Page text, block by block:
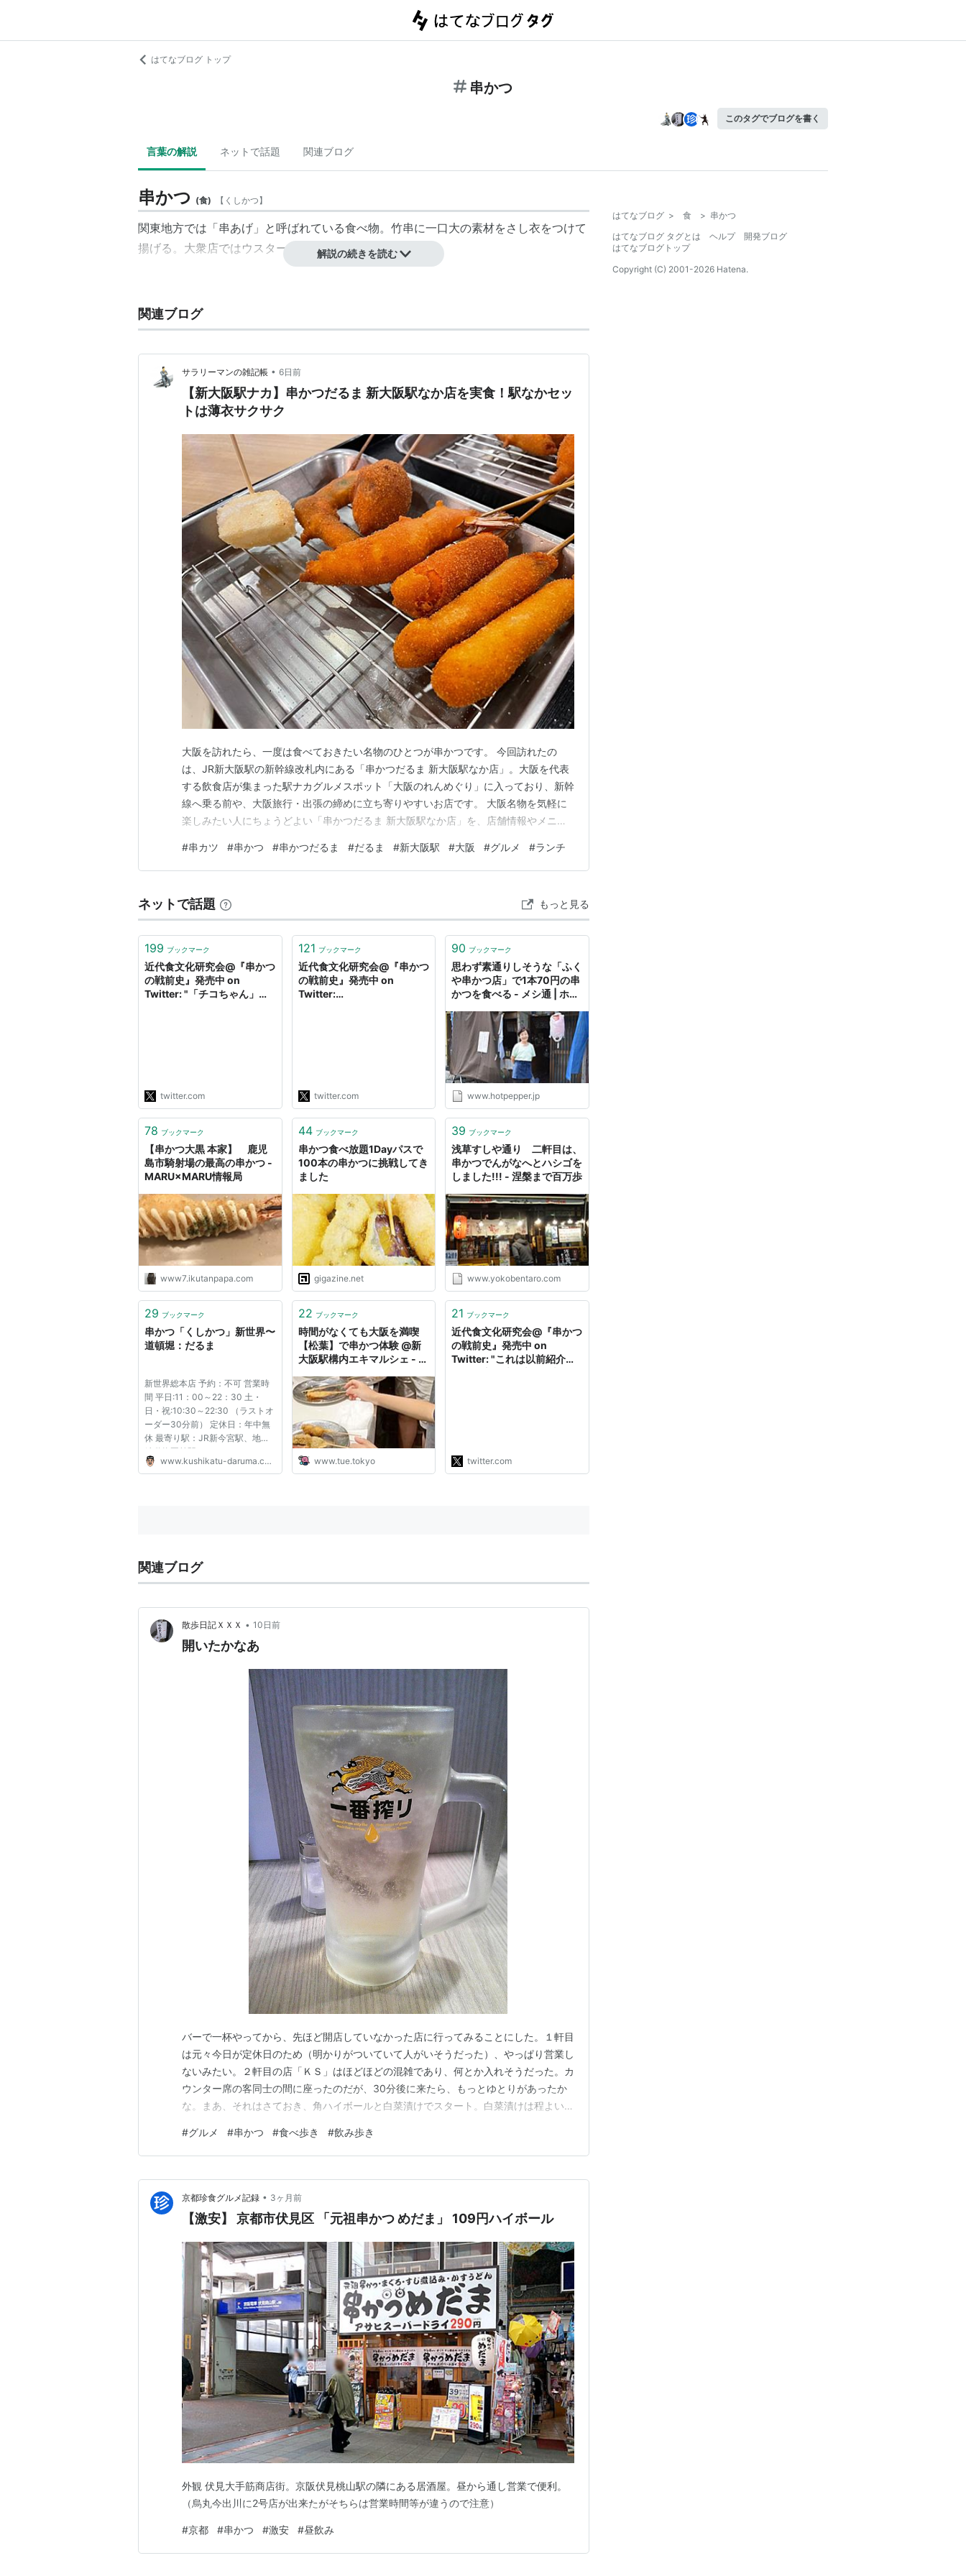
はてなブログ トップ
串かつ
このタグでブログを書く
言葉の解説 ネットで話題 関連ブログ
串かつ (食) 【 くしかつ】
関東地方では「串あげ」と呼ばれている食べ物。竹串に一口大の素材をさし衣をつけて
揚げる。大衆店ではウスターソースで食べるのが一般的。
解説の続きを読む
関連ブログ
サラリーマンの雑記帳 • 6日前
【新大阪駅ナカ】串かつだるま 新大阪駅なか店を実食！駅なかセッ
トは薄衣サクサク
大阪を訪れたら、一度は食べておきたい名物のひとつが串かつです。 今回訪れたの
は、JR新大阪駅の新幹線改札内にある「串かつだるま 新大阪駅なか店」。大阪を代表
する飲食店が集まった駅ナカグルメスポット「大阪のれんめぐり」に入っており、新幹
線へ乗る前や、大阪旅行・出張の締めに立ち寄りやすいお店です。 大阪名物を気軽に
楽しみたい人にちょうどよい「串かつだるま 新大阪駅なか店」を、店舗情報やメニュ
舗情報 人気と口コミの傾向 串かつだるま 新大阪駅なか店のメニュー紹介 初めてなら
「駅なかセット」がおすすめ 単品メニューも豊富…
#串カツ #串かつ #串かつだるま #だるま #新大阪駅 #大阪 #グルメ #ランチ
ネットで話題 もっと見る
199 ブックマーク
近代食文化研究会@『串かつ
の戦前史』発売中 on
Twitter: "「チコちゃん」去
明し、昭和２年に日本初のコ
ロッケを売る肉屋を開店した
と…
https://t.co/LMQgvhGBgT"
twitter.com
121 ブックマーク
近代食文化研究会@『串かつ
の戦前史』発売中 on
Twitter:
話」。 この事は清水さん本
人が繰り返し認めている事
実。"
twitter.com
90 ブックマーク
思わず素通りしそうな「ふく
や串かつ店」で1本70円の串
かつを食べる - メシ通 | ホッ
www.hotpepper.jp
78 ブックマーク
【串かつ大黒 本家】 鹿児
島市騎射場の最高の串かつ -
MARU×MARU情報局
www7.ikutanpapa.com
44 ブックマーク
串かつ食べ放題1Dayパスで
100本の串かつに挑戦してき
ました
gigazine.net
39 ブックマーク
浅草すしや通り 二軒目は、
串かつでんがなへとハシゴを
しました!!! - 涅槃まで百万歩
www.yokobentaro.com
29 ブックマーク
串かつ「くしかつ」新世界〜
道頓堀：だるま
新世界総本店 予約：不可 営業時
間 平日:11：00～22：30 土・
日・祝:10:30～22:30 （ラストオ
ーダー30分前） 定休日：年中無
休 最寄り駅：JR新今宮駅、地下
鉄動物園前駅
www.kushikatu-daruma.com
22 ブックマーク
時間がなくても大阪を満喫
【松葉】で串かつ体験 @新
大阪駅構内エキマルシェ - 🍀
www.tue.tokyo
21 ブックマーク
近代食文化研究会@『串かつ
の戦前史』発売中 on
Twitter: "これは以前紹介し
２（４０％）に減少していま
す。半分以下になったという
twitter.com
関連ブログ
散歩日記ＸＸＸ • 10日前
開いたかなあ
バーで一杯やってから、先ほど開店していなかった店に行ってみることにした。１軒目
は元々今日が定休日のため（明かりがついていて人がいそうだった）、やっぱり営業し
ないみたい。２軒目の店「ＫＳ」はほどほどの混雑であり、何とか入れそうだった。カ
ウンター席の客同士の間に座ったのだが、30分後に来たら、もっとゆとりがあったか
な。まあ、それはさておき、角ハイボールと白菜漬けでスタート。白菜漬けは程よい塩
が、揚げ物シリーズも割と早くやって来た。まずは串かつ。これはソースで食べる。続
いて串マッシュルーム。先頭の１つを塩で、残りの２つを醤油…
#グルメ #串かつ #食べ歩き #飲み歩き
京都珍食グルメ記録 • 3ヶ月前
【激安】 京都市伏見区 「元祖串かつ めだま」 109円ハイボール
外観 伏見大手筋商店街。京阪伏見桃山駅の隣にある居酒屋。昼から通し営業で便利。
（烏丸今出川に2号店が出来たがそちらは営業時間等が違うので注意）
#京都 #串かつ #激安 #昼飲み
はてなブログ > 食 > 串かつ
はてなブログ タグとは
ヘルプ
開発ブログ
はてなブログトップ
Copyright (C) 2001-2026 Hatena.